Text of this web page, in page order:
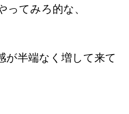
ってみろ的な、
が半端なく増して来て